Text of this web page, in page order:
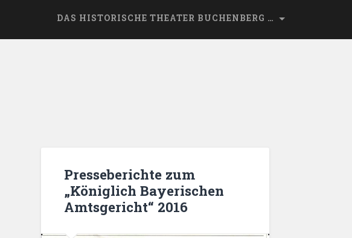
DAS HISTORISCHE THEATER BUCHENBERG …
Presseberichte zum
„Königlich Bayerischen
Amtsgericht“ 2016